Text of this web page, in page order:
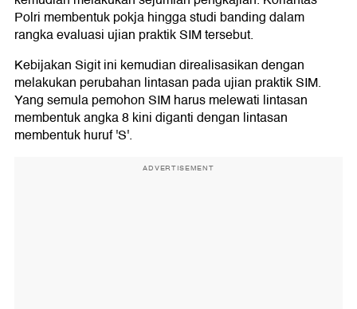
Polri membentuk pokja hingga studi banding dalam
rangka evaluasi ujian praktik SIM tersebut.
Kebijakan Sigit ini kemudian direalisasikan dengan
melakukan perubahan lintasan pada ujian praktik SIM.
Yang semula pemohon SIM harus melewati lintasan
membentuk angka 8 kini diganti dengan lintasan
membentuk huruf 'S'.
ADVERTISEMENT